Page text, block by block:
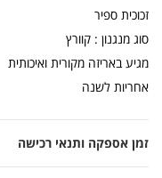
זכוכית ספיר
סוג מנגנון : קוורץ
מגיע באריזה מקורית ואיכותית
אחריות לשנה
זמן אספקה ותנאי רכישה